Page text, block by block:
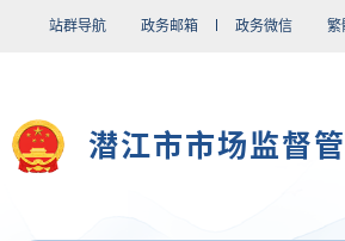
站群导航 政务邮箱 政务微信 繁
潜江市市场监督